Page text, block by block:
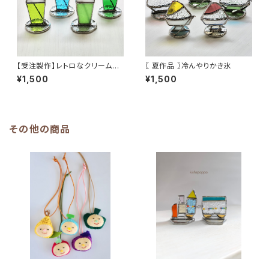
【受注製作】レトロなクリームソ
ーダ
¥1,500
〖 夏作品 〗冷んやりかき氷
¥1,500
その他の商品